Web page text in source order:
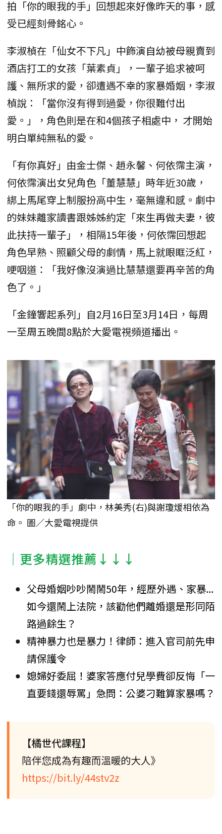
拍「你的眼我的手」回想起來好像昨天的事，感
受已經刻骨銘心。
李淑楨在「仙女不下凡」中飾演自幼被母親賣到
酒店打工的女孩「葉素貞」，一輩子追求被呵
護、無所求的愛，卻遭遇不幸的家暴婚姻，李淑
楨說：「當你沒有得到過愛，你很難付出
愛。」，角色則是在和4個孩子相處中， 才開始
明白單純無私的愛。
「有你真好」由金士傑、趙永馨、何依霈主演，
何依霈演出女兒角色「董慧慧」時年近30歲，
綁上馬尾穿上制服扮高中生，毫無違和感。劇中
的妹妹離家讀書跟姊姊約定「來生再做夫妻，彼
此扶持一輩子」，相隔15年後，何依霈回想起
角色早熟、照顧父母的劇情，馬上就眼眶泛紅，
哽咽道：「我好像沒演過比慧慧還要再辛苦的角
色了。」
「金鐘響起系列」自2月16日至3月14日，每周
一至周五晚間8點於大愛電視頻道播出。
「你的眼我的手」劇中，林美秀(右)與謝瓊煖相依為
命。 圖／大愛電視提供
│更多精選推薦↓↓↓
父母婚姻吵吵鬧鬧50年，經歷外遇、家暴...
如今還鬧上法院，該勸他們離婚還是形同陌
路過餘生？
精神暴力也是暴力！律師：進入官司前先申
請保護令
媳婦好委屈！婆家答應付兒學費卻反悔「一
直要錢還辱罵」急問：公婆刁難算家暴嗎？
【橘世代課程】
陪伴您成為有趣而溫暖的大人》
https://bit.ly/44stv2z